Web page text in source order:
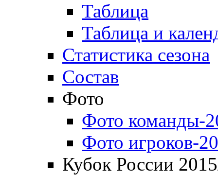
Таблица
Таблица и
Статистика сезона
Состав
Фото
Фото команды-
Фото игроков-
Кубок России